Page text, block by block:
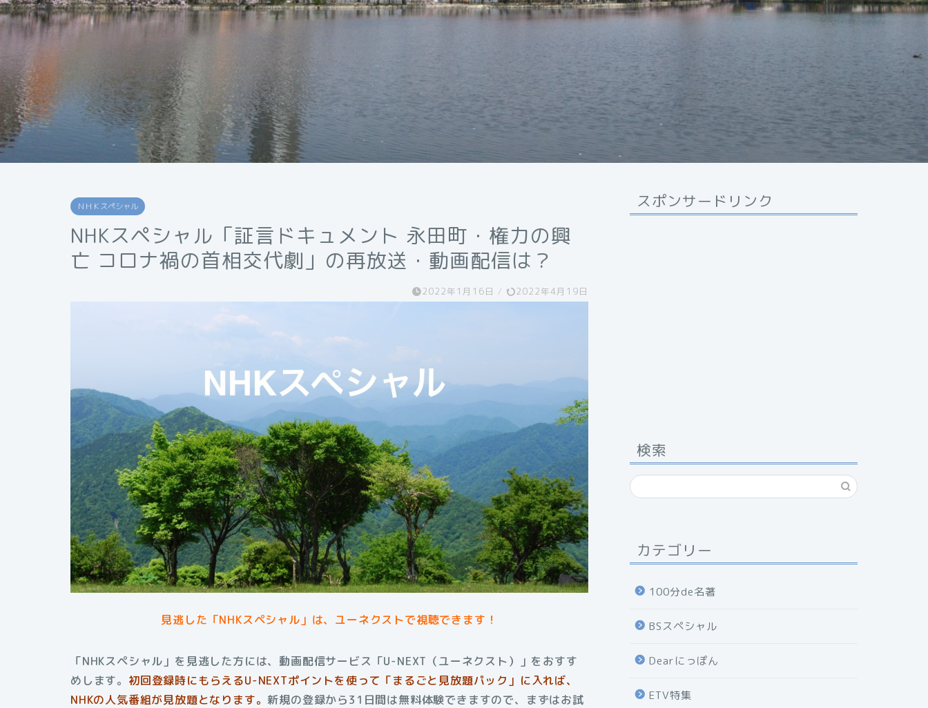
ＮＨＫスペシャル
NHKスペシャル「証言ドキュメント 永田町・権力の興
亡 コロナ禍の首相交代劇」の再放送・動画配信は？
2022年1月16日 / 2022年4月19日
見逃した「NHKスペシャル」は、ユーネクストで視聴できます！
「NHKスペシャル」を見逃した方には、動画配信サービス「U-NEXT（ユーネクスト）」をおすす
めします。 初回登録時にもらえるU-NEXTポイントを使って「まるごと見放題パック」に入れば、
NHKの人気番組が見放題となります。 新規の登録から31日間は無料体験できますので、まずはお試
スポンサードリンク
検索
カテゴリー
100分de名著
BSスペシャル
Dearにっぽん
ETV特集